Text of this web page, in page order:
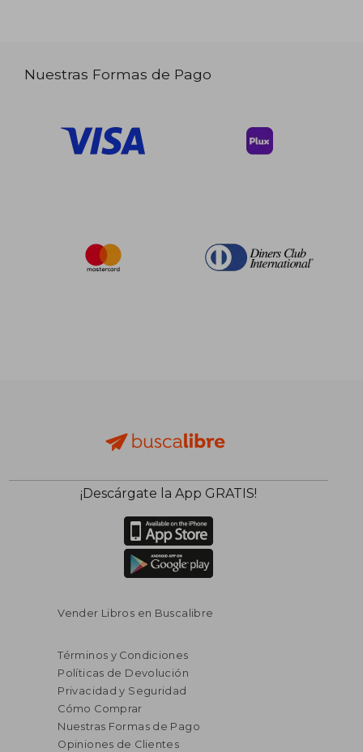
Nuestras Formas de Pago
¡Descárgate la App GRATIS!
Vender Libros en Buscalibre
Términos y Condiciones
Políticas de Devolución
Privacidad y Seguridad
Cómo Comprar
Nuestras Formas de Pago
Opiniones de Clientes